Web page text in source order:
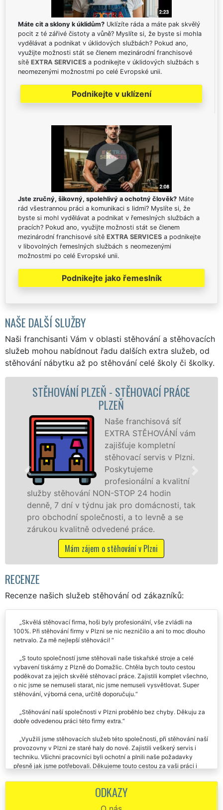
Máte cit a sklony k úklidům? Uklízíte ráda a máte pak skvělý
pocit z té zářivé čistoty a vůně? Myslíte si, že byste si mohla
vydělávat a podnikat v úklidových službách? Pokud ano,
využijte možnosti stát se členem mezinárodní franchisové
sítě EXTRA SERVICES a podnikejte v úklidových službách s
neomezenými možnostmi po celé Evropské unii.
Podnikejte v uklízení
Jste zručný, šikovný, spolehlivý a ochotný člověk? Máte
rád všestrannou práci a komunikaci s lidmi? Myslíte si, že
byste si mohl vydělávat a podnikat v řemeslných službách a
pracích? Pokud ano, využijte možnosti stát se členem
mezinárodní franchisové sítě EXTRA SERVICES a podnikejte
v libovolných řemeslných službách s neomezenými
možnostmi po celé Evropské unii.
Podnikejte jako řemeslník
NAŠE DALŠÍ SLUŽBY
Naši franchisanti Vám v oblasti stěhování a stěhovacích
služeb mohou nabídnout řadu dalších extra služeb, od
stěhování nábytku až po stěhování celé školy či školky.
PLZEŇ - STĚHOVACÍ PRÁCE
Naše franchisová síť
EXTRA STĚHOVÁNÍ vám
zajišťuje kompletní
stěhovací servis v Plzni.
Poskytujeme
profesionální a kvalitní
NON-STOP 24 hodin
týdnu jak pro domácnosti, tak
společnosti, a to levně a se
odvedené práce.
zájem o stěhování v Plzni
STĚHOVACÍ
služby
celém okresu
franchisové sítě
včetně
Mám
RECENZE
Recenze našich služeb stěhování od zákazníků:
Skvělá stěhovací firma, hoši byly profesionální, vše zvládli na
100%. Při stěhování firmy v Plzni se nic nezničilo a ani to moc dlouho
S touto společností jsme stěhovali naše tiskařské stroje a celé
vybavení tiskárny z Plzně do Domažlic. Chtěla bych touto cestou
poděkovat za jejich skvělé stěhovací práce. Zajistili komplet všechno,
o nic jsme se nemuseli starat, nic jsme nemuseli vysvětlovat. Super
Stěhování naší společnosti v Plzni proběhlo bez chyby. Děkuju za
Využili jsme stěhovacích služeb této společnosti, při stěhování naší
provozovny v Plzni ze staré haly do nové. Zajistili veškerý servis i
techniku. Všichni pracovníci byli ochotní a plnili naše požadavky
lidský přístup při tomto stěhování.
Špičkový stěhovací servis, doporučuji. Stěhování naší firmy v Plzni
ODKAZY